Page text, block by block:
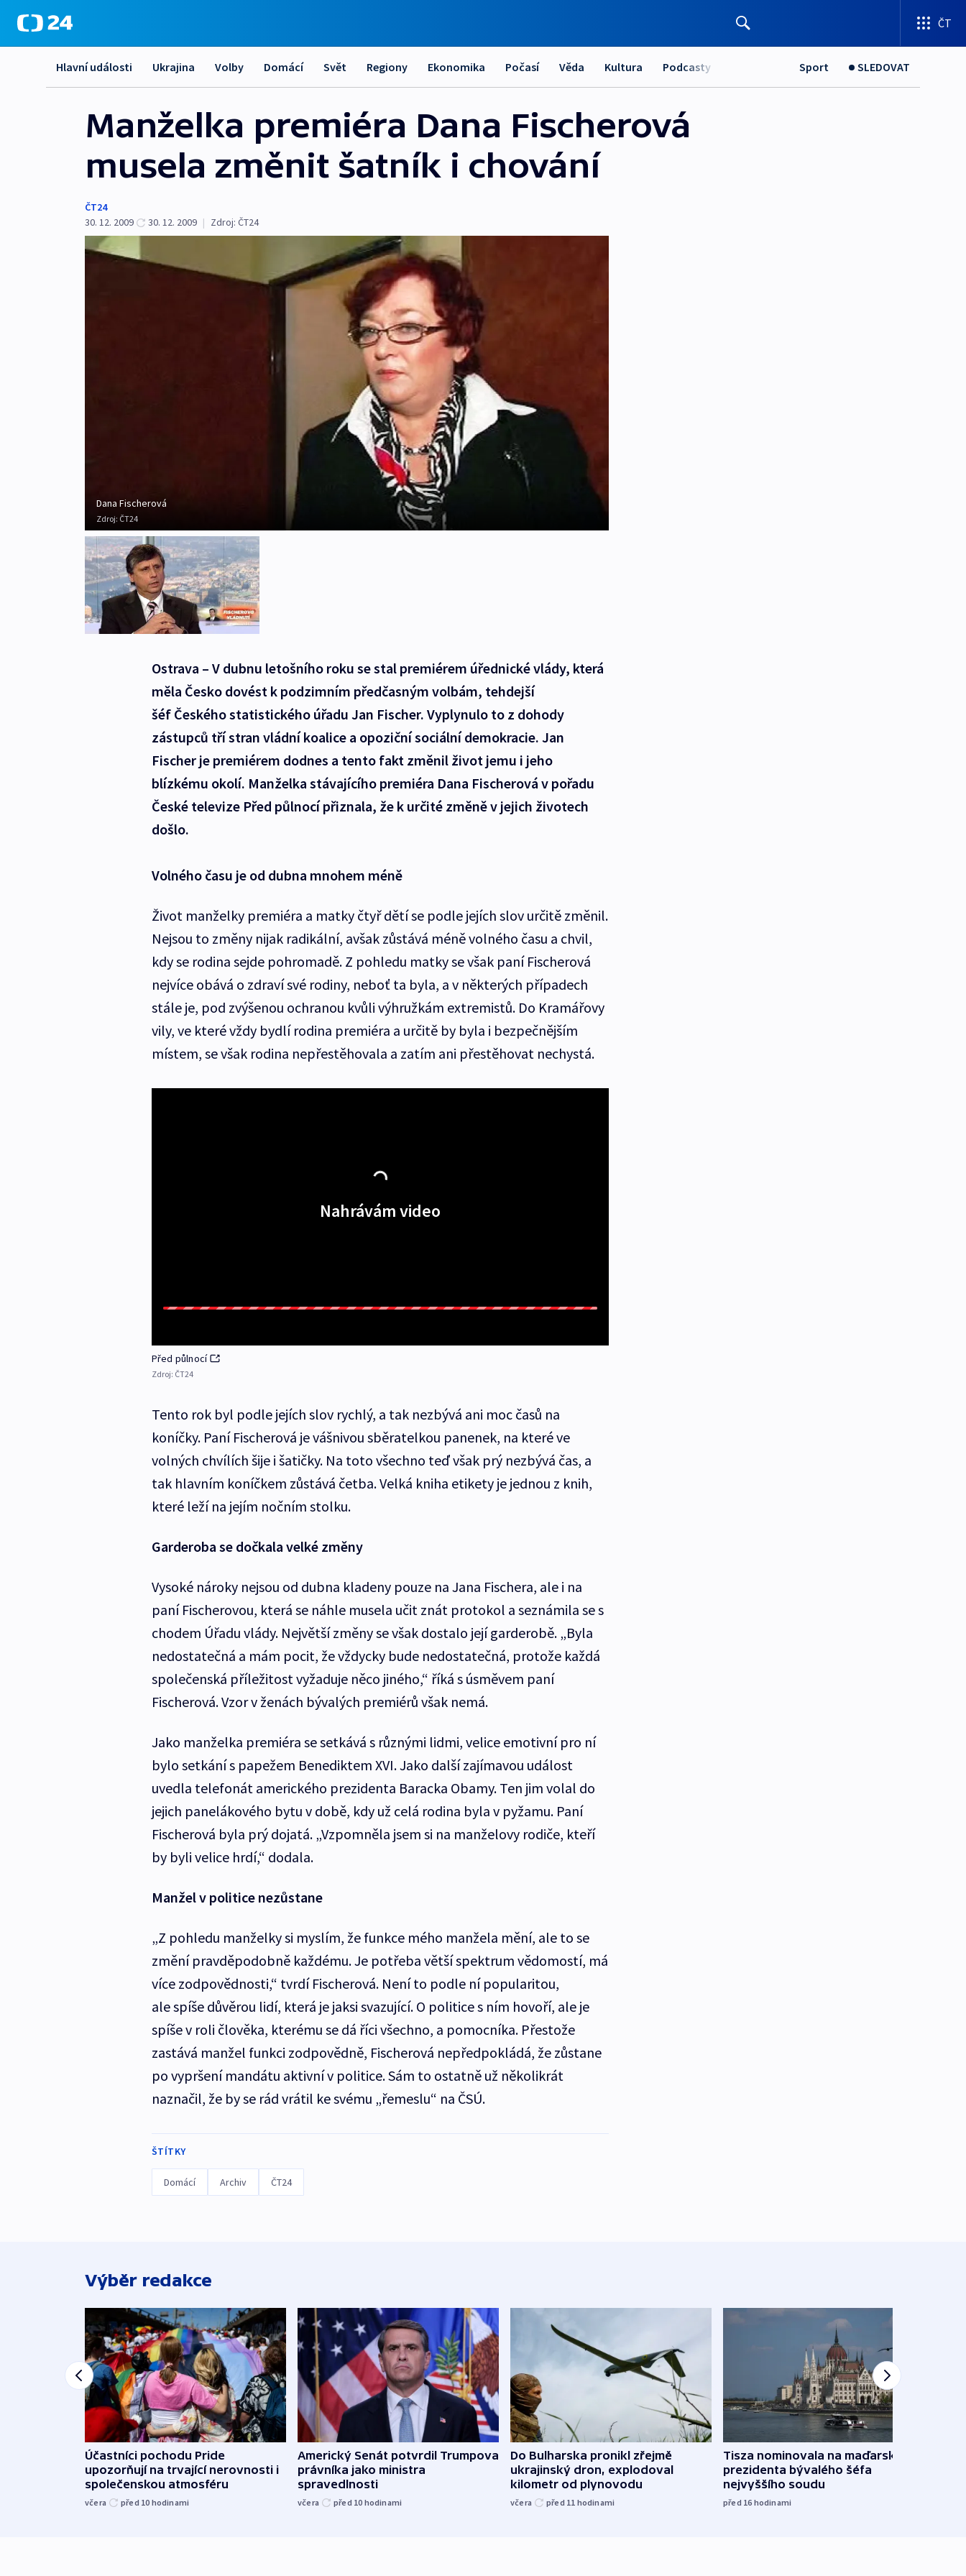
ČT
Hlavní události Ukrajina Volby Domácí Svět Regiony Ekonomika Počasí Věda Kultura Podcasty Sport SLEDOVAT
Manželka premiéra Dana Fischerová
musela změnit šatník i chování
ČT24
30. 12. 2009
30. 12. 2009 | Zdroj: ČT24
Dana Fischerová
Zdroj: ČT24
Ostrava – V dubnu letošního roku se stal premiérem úřednické vlády, která
měla Česko dovést k podzimním předčasným volbám, tehdejší
šéf Českého statistického úřadu Jan Fischer. Vyplynulo to z dohody
zástupců tří stran vládní koalice a opoziční sociální demokracie. Jan
Fischer je premiérem dodnes a tento fakt změnil život jemu i jeho
blízkému okolí. Manželka stávajícího premiéra Dana Fischerová v pořadu
České televize Před půlnocí přiznala, že k určité změně v jejich životech
došlo.
Volného času je od dubna mnohem méně
Život manželky premiéra a matky čtyř dětí se podle jejích slov určitě změnil.
Nejsou to změny nijak radikální, avšak zůstává méně volného času a chvil,
kdy se rodina sejde pohromadě. Z pohledu matky se však paní Fischerová
nejvíce obává o zdraví své rodiny, neboť ta byla, a v některých případech
stále je, pod zvýšenou ochranou kvůli výhružkám extremistů. Do Kramářovy
vily, ve které vždy bydlí rodina premiéra a určitě by byla i bezpečnějším
místem, se však rodina nepřestěhovala a zatím ani přestěhovat nechystá.
Nahrávám video
Před půlnocí
Zdroj: ČT24
Tento rok byl podle jejích slov rychlý, a tak nezbývá ani moc časů na
koníčky. Paní Fischerová je vášnivou sběratelkou panenek, na které ve
volných chvílích šije i šatičky. Na toto všechno teď však prý nezbývá čas, a
tak hlavním koníčkem zůstává četba. Velká kniha etikety je jednou z knih,
které leží na jejím nočním stolku.
Garderoba se dočkala velké změny
Vysoké nároky nejsou od dubna kladeny pouze na Jana Fischera, ale i na
paní Fischerovou, která se náhle musela učit znát protokol a seznámila se s
chodem Úřadu vlády. Největší změny se však dostalo její garderobě. „Byla
nedostatečná a mám pocit, že vždycky bude nedostatečná, protože každá
společenská příležitost vyžaduje něco jiného,“ říká s úsměvem paní
Fischerová. Vzor v ženách bývalých premiérů však nemá.
Jako manželka premiéra se setkává s různými lidmi, velice emotivní pro ní
bylo setkání s papežem Benediktem XVI. Jako další zajímavou událost
uvedla telefonát amerického prezidenta Baracka Obamy. Ten jim volal do
jejich panelákového bytu v době, kdy už celá rodina byla v pyžamu. Paní
Fischerová byla prý dojatá. „Vzpomněla jsem si na manželovy rodiče, kteří
by byli velice hrdí,“ dodala.
Manžel v politice nezůstane
„Z pohledu manželky si myslím, že funkce mého manžela mění, ale to se
změní pravděpodobně každému. Je potřeba větší spektrum vědomostí, má
více zodpovědnosti,“ tvrdí Fischerová. Není to podle ní popularitou,
ale spíše důvěrou lidí, která je jaksi svazující. O politice s ním hovoří, ale je
spíše v roli člověka, kterému se dá říci všechno, a pomocníka. Přestože
zastává manžel funkci zodpovědně, Fischerová nepředpokládá, že zůstane
po vypršení mandátu aktivní v politice. Sám to ostatně už několikrát
naznačil, že by se rád vrátil ke svému „řemeslu“ na ČSÚ.
ŠTÍTKY
Domácí Archiv ČT24
Výběr redakce
Účastníci pochodu Pride
upozorňují na trvající nerovnosti i
společenskou atmosféru
včera před 10 hodinami
Americký Senát potvrdil Trumpova
právníka jako ministra
spravedlnosti
včera před 10 hodinami
Do Bulharska pronikl zřejmě
ukrajinský dron, explodoval
kilometr od plynovodu
včera před 11 hodinami
Tisza nominovala na maďarského
prezidenta bývalého šéfa
nejvyššího soudu
před 16 hodinami